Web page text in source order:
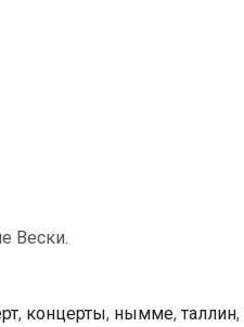
Вески.
, концерты, нымме, таллин,